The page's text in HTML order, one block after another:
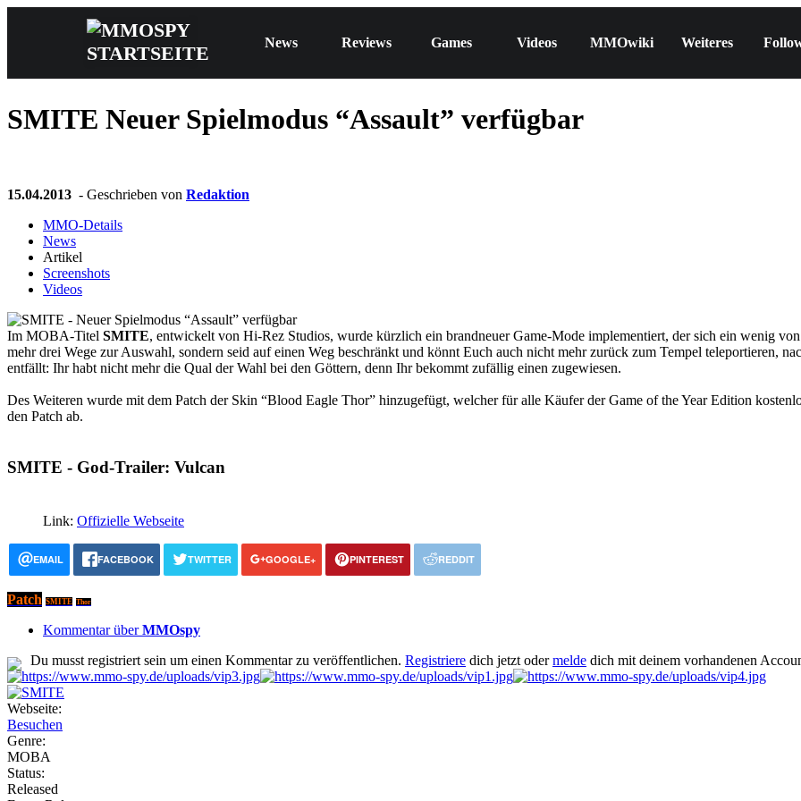
News Reviews Games Videos MMOwiki Weiteres
SMITE Neuer Spielmodus “Assault” verfügbar
15.04.2013 - Geschrieben von Redaktion
MMO-Details
News
Artikel
Screenshots
Videos
Im MOBA-Titel SMITE, entwickelt von Hi-Rez Studios, wurde kürzlich ein brandneuer Game-Mode implementiert, der sich ein wenig
mehr drei Wege zur Auswahl, sondern seid auf einen Weg beschränkt und könnt Euch auch nicht mehr zurück zum Tempel teleportieren,
entfällt: Ihr habt nicht mehr die Qual der Wahl bei den Göttern, denn Ihr bekommt zufällig einen zugewiesen.
Des Weiteren wurde mit dem Patch der Skin “Blood Eagle Thor” hinzugefügt, welcher für alle Käufer der Game of the Year Edition
den Patch ab.
SMITE - God-Trailer: Vulcan
Link: Offizielle Webseite
EMAIL FACEBOOK TWITTER GOOGLE+ PINTEREST REDDIT
Patch SMITE Thor
Kommentar überMMOspy
Du musst registriert sein um einen Kommentar zu veröffentlichen. Registriere dich jetzt odermelde dich mit deinem vorhandenen
Webseite:
Besuchen
Genre:
MOBA
Status:
Released